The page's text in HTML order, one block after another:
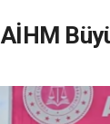
AİHM